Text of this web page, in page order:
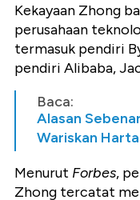
Kekayaan Zhong
perusahaan
termasuk pendiri
pendiri Alibaba,
Baca:
Alasan
Wariskan
Menurut Forbes,
Zhong tercatat